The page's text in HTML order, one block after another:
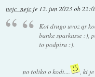
nejc_nejc je 12. jun 2023 ob
Kot drugo uvoz qr
banke sparkasse :),
to podpira :).
no toliko o kodi....
, ki